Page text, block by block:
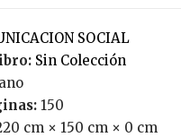
SOCIAL
Sin Colección
150
cm × 150 cm × 0 cm